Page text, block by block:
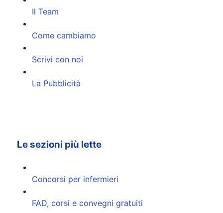
Il Team
Come cambiamo
Scrivi con noi
La Pubblicità
Le sezioni più lette
Concorsi per infermieri
FAD, corsi e convegni gratuiti